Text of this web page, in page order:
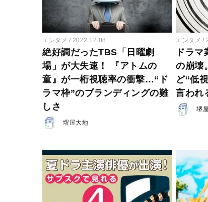
エンタメ 2022.12.08
絶好調だったTBS「日曜劇
場」が大失速！ 『アトムの
童』が一桁視聴率の衝撃…“ド
ラマ枠”のブランディングの難
しさ
堺屋大地
エンタメ
ドラ
の崩壊
ど“低
言われ
堺